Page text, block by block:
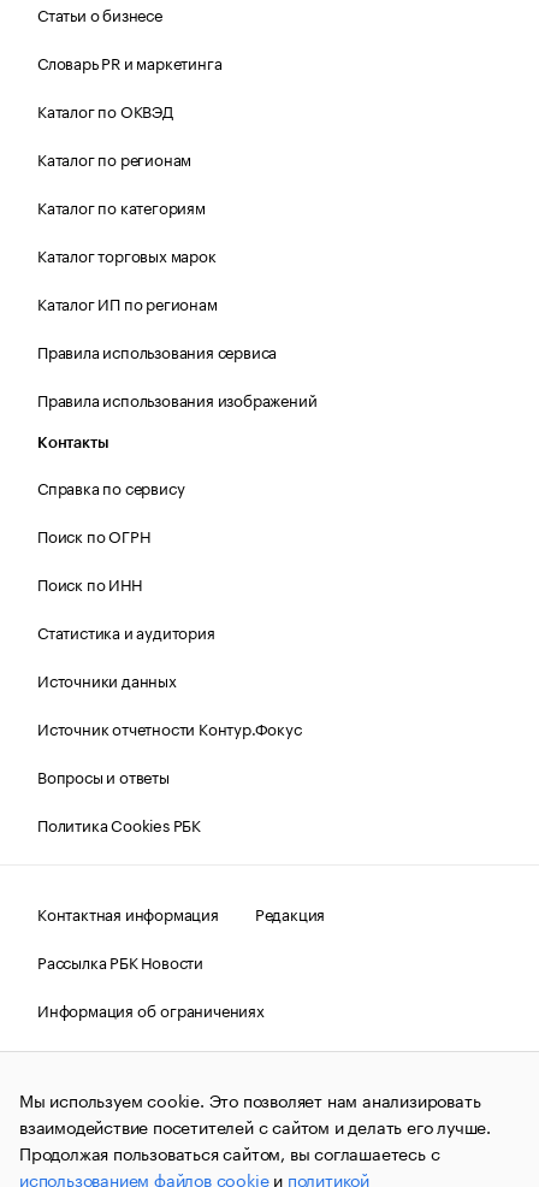
Статьи о бизнесе
Словарь PR и маркетинга
Каталог по ОКВЭД
Каталог по регионам
Каталог по категориям
Каталог торговых марок
Каталог ИП по регионам
Правила использования сервиса
Правила использования изображений
Контакты
Справка по сервису
Поиск по ОГРН
Поиск по ИНН
Статистика и аудитория
Источники данных
Источник отчетности Контур.Фокус
Вопросы и ответы
Политика Cookies РБК
Контактная информация
Редакция
Рассылка РБК Новости
Информация об ограничениях
Правовая информация
О соблюдении авторских прав
© АО «РОСБИЗНЕСКОНСАЛТИНГ»,1995–2026.Сообщения
и материалы информационного агентства «РБК»
(зарегистрировано Федеральной службой по надзору в сфере
связи, информационных технологий и массовых
коммуникаций (Роскомнадзор) 09.12.2015 за номером ИА
Мы используем cookie. Это позволяет нам анализировать
взаимодействие посетителей с сайтом и делать его лучше.
Продолжая пользоваться сайтом, вы соглашаетесь с
использованием файлов cookieи политикой